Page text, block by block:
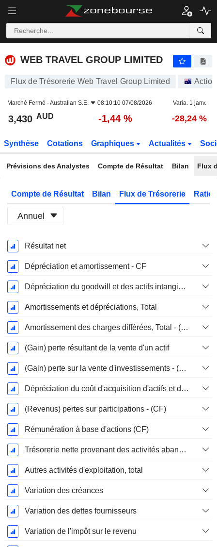
WEB TRAVEL GROUP LIMITED
Flux de Trésorerie Web Travel Group Limited
Marché Fermé -Australian S.E. 08:10:10 07/08/2026 Varia. 1 janv.
3,430 AUD -1,44 % -28,24 %
Synthèse Cotations Graphiques Actualités
Prévisions des Analystes Compte de Résultat Bilan Flux
Compte de Résultat Bilan Flux de Trésorerie
Annuel
Période
Fiscale:
Mars
Résultat net
Dépréciation et amortissement - CF
Dépréciation du goodwill et des actifs intangibles
Amortissements et dépréciations, Total
Amortissement des charges différées, Total - (CF)
(Gain) perte résultant de la vente d'un actif
(Gain) perte sur la vente d'investissements - (CF)
Dépréciation du coût d'acquisition d'actifs et dépenses de restructuration
(Revenus) pertes sur participations - (CF)
Rémunération à base d'actions (CF)
Trésorerie nette provenant des activités abandonnées
Autres activités d'exploitation, total
Variation des créances
Variation des dettes fournisseurs
Variation de l'impôt sur le revenu